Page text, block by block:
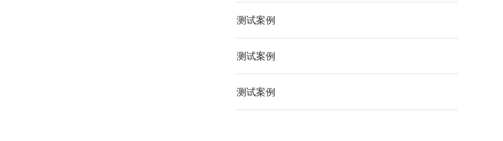
测试案例
测试案例
测试案例